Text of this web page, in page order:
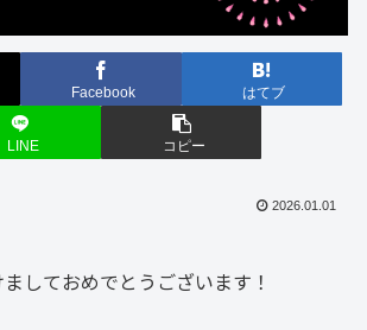
Facebook はてブ
LINE コピー
2026.01.01
しておめでとうございます！